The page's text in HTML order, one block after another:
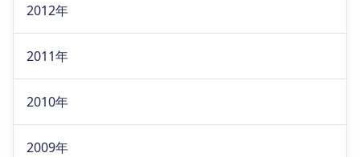
2012年
2011年
2010年
2009年